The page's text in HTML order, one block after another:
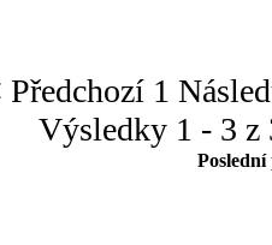
Předchozí 1
Výsledky 1 - 3 z